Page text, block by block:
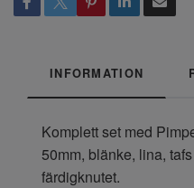
INFORMATION
Komplett set med
50mm, blänke, lina,
färdigknutet.